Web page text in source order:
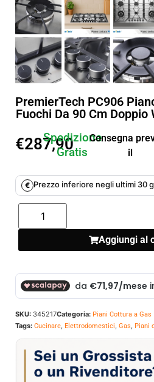
PremierTech PC906
Fuochi Da 90 Cm
€287,90
Spedizione
Gratis
Consegna
il
€ Prezzo inferiore negli ultimi 30
Aggiungi al
SKU: 345217Categoria: Piani Cottura a Gas
Tags: Cucinare, Elettrodomestici, Gas, Piani